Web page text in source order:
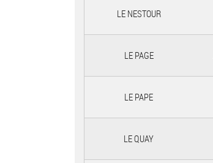
LE NESTOUR
LE PAGE
LE PAPE
LE QUAY